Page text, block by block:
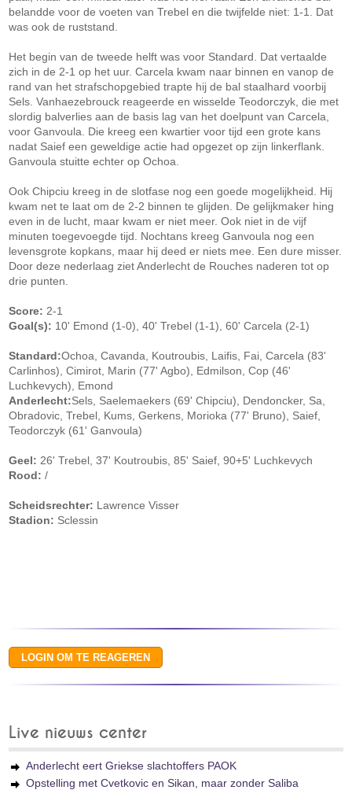
belandde voor de voeten van Trebel en die twijfelde niet: 1-1. Dat
was ook de ruststand.
Het begin van de tweede helft was voor Standard. Dat vertaalde
zich in de 2-1 op het uur. Carcela kwam naar binnen en vanop de
rand van het strafschopgebied trapte hij de bal staalhard voorbij
Sels. Vanhaezebrouck reageerde en wisselde Teodorczyk, die met
slordig balverlies aan de basis lag van het doelpunt van Carcela,
voor Ganvoula. Die kreeg een kwartier voor tijd een grote kans
nadat Saief een geweldige actie had opgezet op zijn linkerflank.
Ganvoula stuitte echter op Ochoa.
Ook Chipciu kreeg in de slotfase nog een goede mogelijkheid. Hij
kwam net te laat om de 2-2 binnen te glijden. De gelijkmaker hing
even in de lucht, maar kwam er niet meer. Ook niet in de vijf
minuten toegevoegde tijd. Nochtans kreeg Ganvoula nog een
levensgrote kopkans, maar hij deed er niets mee. Een dure misser.
Door deze nederlaag ziet Anderlecht de Rouches naderen tot op
drie punten.
Score: 2-1
Goal(s): 10' Emond (1-0), 40' Trebel (1-1), 60' Carcela (2-1)
Standard:Ochoa, Cavanda, Koutroubis, Laifis, Fai, Carcela (83'
Carlinhos), Cimirot, Marin (77' Agbo), Edmilson, Cop (46'
Luchkevych), Emond
Anderlecht:Sels, Saelemaekers (69' Chipciu), Dendoncker, Sa,
Obradovic, Trebel, Kums, Gerkens, Morioka (77' Bruno), Saief,
Teodorczyk (61' Ganvoula)
Geel: 26' Trebel, 37' Koutroubis, 85' Saief, 90+5' Luchkevych
Rood: /
Scheidsrechter: Lawrence Visser
Stadion: Sclessin
Live nieuws center
Anderlecht eert Griekse slachtoffers PAOK
Opstelling met Cvetkovic en Sikan, maar zonder Saliba